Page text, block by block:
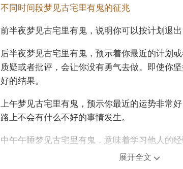
不同时间段梦见古宅里有鬼的征兆
前半夜梦见古宅里有鬼，说明你可以按计划退出
后半夜梦见古宅里有鬼，预示着你最近的计划
质疑或者批评，会让你没有勇气去做。即使你
好的结果。
上午梦见古宅里有鬼，预示你最近的运势非常
路上不会有什么不好的事情发生。
中午午睡梦见古宅里有鬼，意味着学习他人的经
下午梦见古宅里有鬼，预示贵人有助好运，要
展开全文